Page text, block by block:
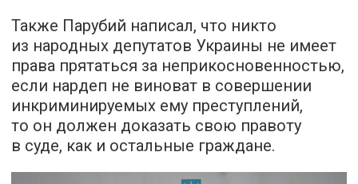
Также Парубий написал, что никто
из народных депутатов Украины не имеет
права прятаться за неприкосновенностью,
если нардеп не виноват в совершении
инкриминируемых ему преступлений,
то он должен доказать свою правоту
в суде, как и остальные граждане.